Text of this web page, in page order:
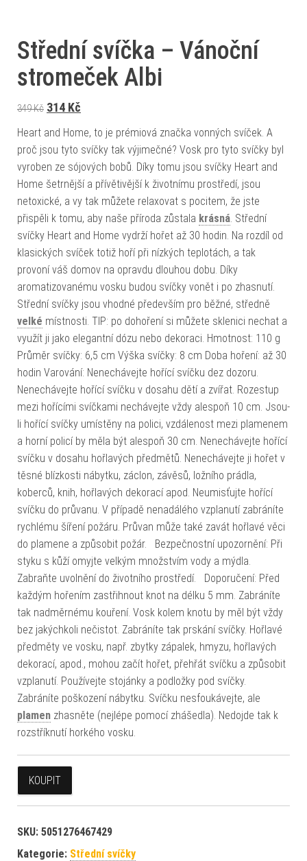
Střední svíčka – Vánoční
stromeček Albi
349Kč Původní cena byla: 349 Kč.
314 Kč
Heart and Home, to je prémiová značka vonných svíček. A
proč jsou tyto svíčky tak výjimečné? Vosk pro tyto svíčky byl
vyroben ze sójových bobů. Díky tomu jsou svíčky Heart and
Home šetrnější a přívětivější k životnímu prostředí, jsou
netoxické, a vy tak můžete relaxovat s pocitem, že jste
přispěli k tomu, aby naše příroda zůstala krásná. Střední
svíčky Heart and Home vydrží hořet až 30 hodin. Na rozdíl od
klasických svíček totiž hoří při nízkých teplotách, a tak
provoní váš domov na opravdu dlouhou dobu. Díky
aromatizovanému vosku budou svíčky vonět i po zhasnutí.
Střední svíčky jsou vhodné především pro běžné, středně
velké místnosti. TIP: po dohoření si můžete sklenici nechat a
využít ji jako elegantní dózu nebo dekoraci. Hmotnost: 110 g
Průměr svíčky: 6,5 cm Výška svíčky: 8 cm Doba hoření: až 30
hodin Varování: Nenechávejte hořící svíčku dez dozoru.
Nenechávejte hořící svíčku v dosahu dětí a zvířat. Rozestup
mezi hořícími svíčkami nechávejte vždy alespoň 10 cm. Jsou-
li hořící svíčky umístěny na polici, vzdálenost mezi plamenem
a horní policí by měla být alespoň 30 cm. Nenechávejte hořící
svíčku v dosahu hořlavých předmětů. Nenechávejte ji hořet v
těsné blízkosti nábytku, záclon, závěsů, ložního prádla,
koberců, knih, hořlavých dekorací apod. Neumisťujte hořící
svíčku do průvanu. V případě nenadálého vzplanutí zabráníte
rychlému šíření požáru. Průvan může také zavát hořlavé věci
do plamene a způsobit požár. Bezpečnostní upozornění: Při
styku s kůží omyjte velkým množstvím vody a mýdla.
Zabraňte uvolnění do životního prostředí. Doporučení: Před
každým hořením zastřihnout knot na délku 5 mm. Zabráníte
tak nadměrnému kouření. Vosk kolem knotu by měl být vždy
bez jakýchkoli nečistot. Zabráníte tak prskání svíčky. Hořlavé
předměty ve vosku, např. zbytky zápalek, hmyzu, hořlavých
dekorací, apod., mohou začít hořet, přehřát svíčku a způsobit
vzplanutí. Používejte stojánky a podložky pod svíčky.
Zabráníte poškození nábytku. Svíčku nesfoukávejte, ale
plamen zhasněte (nejlépe pomocí zhášedla). Nedojde tak k
rozstříknutí horkého vosku.
KOUPIT
SKU: 5051276467429
Kategorie: Střední svíčky